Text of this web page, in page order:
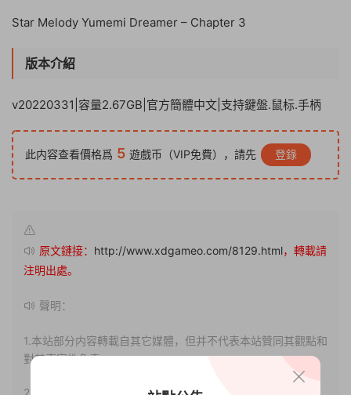
Star Melody Yumemi Dreamer – Chapter 3
版本介紹
v20220331|容量2.67GB|官方簡體中文|支持鍵盤.鼠标.手柄
此内容查看價格爲 5 遊戲币（VIP免費），請先 登錄
原文鏈接： http://www.xdgameo.com/8129.html，轉載請
注明出處。
聲明：
1.本站部分内容轉載自其它媒體，但并不代表本站贊同其觀點和
對其真實性負責。
2.若您需要商業運營或用于其他商業活動，請您購買正版授權